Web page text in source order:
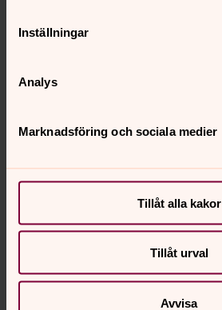
Inställningar
Analys
Marknadsföring och sociala medier
Tillåt alla kakor
Tillåt urval
Avvisa